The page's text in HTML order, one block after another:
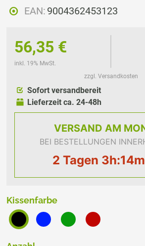
EAN: 9004362453123
56,35 €
inkl. 19% MwSt.
zzgl. Versandkosten
Sofort versandbereit
Lieferzeit ca. 24-48h
VERSAND AM
BEI BESTELLUNGEN
2 Tagen
Kissenfarbe